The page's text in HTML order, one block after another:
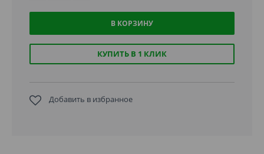
В КОРЗИНУ
КУПИТЬ В 1 КЛИК
Добавить в избранное